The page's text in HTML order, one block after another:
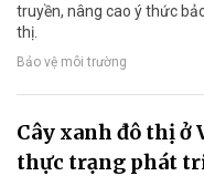
truyền, nâng cao ý thức
thị.
Bảo vệ môi trường
Cây xanh đô thị ở
thực trạng phát